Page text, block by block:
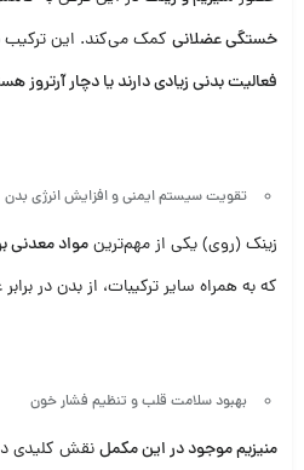
خستگی عضلانی کمک می‌کند. این
فعالیت بدنی زیادی دارند یا دچار آرتروز
تقویت سیستم ایمنی و افزایش انرژی بدن
زینک (روی) یکی از مهم‌ترینمواد معدنی
که به همراه سایر ترکیبات، از بدن در
بهبود سلامت قلب و تنظیم فشار خون
منیزیم موجود در این مکملنقش کلیدی